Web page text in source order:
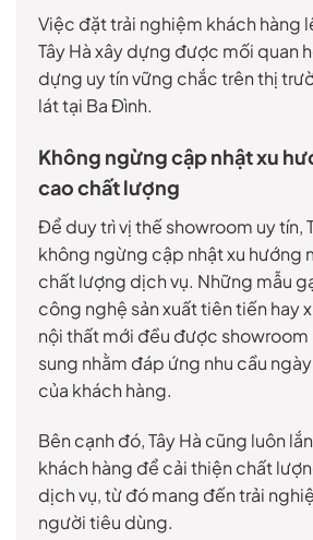
Việc đặt trải nghiệm khách hàng
Tây Hà xây dựng được mối quan
dựng uy tín vững chắc trên thị
lát tại Ba Đình.
Không ngừng cập nhật xu
cao chất lượng
Để duy trì vị thế showroom uy tín,
không ngừng cập nhật xu hướng
chất lượng dịch vụ. Những mẫu
công nghệ sản xuất tiên tiến hay
nội thất mới đều được
sung nhằm đáp ứng nhu cầu
của khách hàng.
Bên cạnh đó, Tây Hà cũng luôn
khách hàng để cải thiện chất
dịch vụ, từ đó mang đến trải
người tiêu dùng.